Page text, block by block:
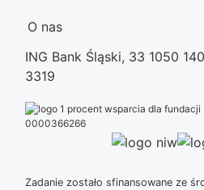
O nas
ING Bank Śląski, 33 1050
3319
0000366266
Zadanie zostało sfinansowane ze